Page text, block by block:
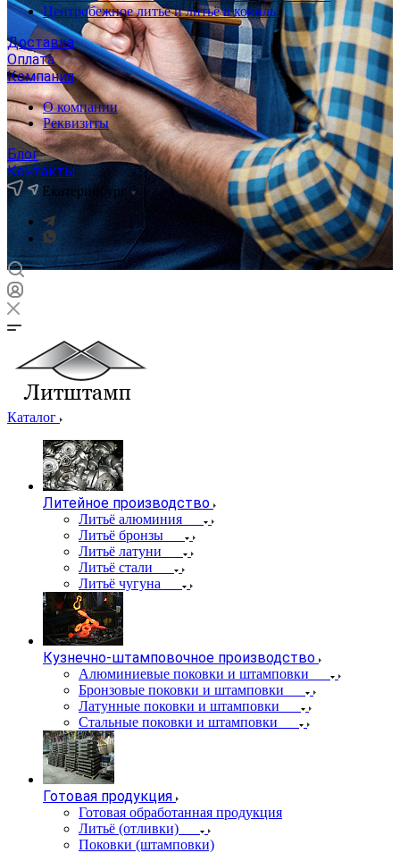
Центробежное литьё и литьё в кокиль
Доставка
Оплата
Компания
О компании
Реквизиты
Блог
Контакты
Екатеринбург
Каталог
Литейное производство
Литьё алюминия
Литьё бронзы
Литьё латуни
Литьё стали
Литьё чугуна
Кузнечно-штамповочное производство
Алюминиевые поковки и штамповки
Бронзовые поковки и штамповки
Латунные поковки и штамповки
Стальные поковки и штамповки
Готовая продукция
Готовая обработанная продукция
Литьё (отливки)
Поковки (штамповки)